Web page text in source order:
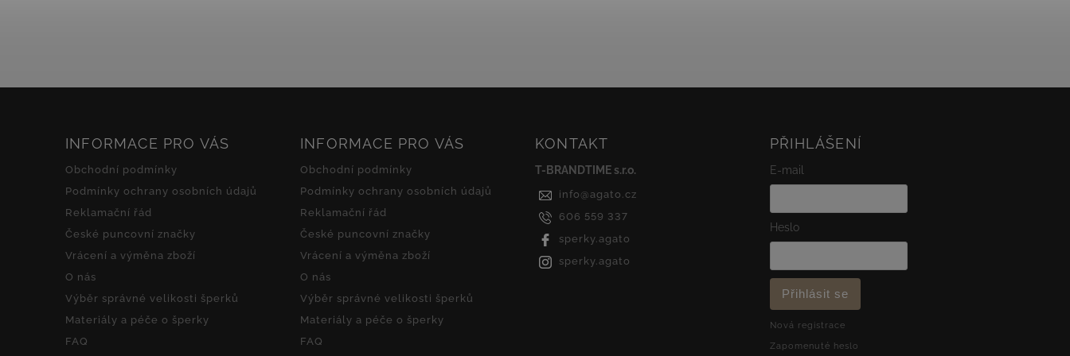
INFORMACE PRO VÁS
Obchodní podmínky
Podmínky ochrany osobních údajů
Reklamační řád
České puncovní značky
Vrácení a výměna zboží
O nás
Výběr správné velikosti šperků
Materiály a péče o šperky
FAQ
INFORMACE PRO VÁS
Obchodní podmínky
Podmínky ochrany osobních údajů
Reklamační řád
České puncovní značky
Vrácení a výměna zboží
O nás
Výběr správné velikosti šperků
Materiály a péče o šperky
FAQ
KONTAKT
T-BRANDTIME s.r.o.
info @agato.cz
606 559 337
sperky.agato
sperky.agato
PŘIHLÁŠENÍ
E-mail
Heslo
Přihlásit se
Nová registrace
Zapomenuté heslo